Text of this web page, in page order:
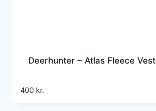
Deerhunter – Atlas Fleece Vest
400 kr.